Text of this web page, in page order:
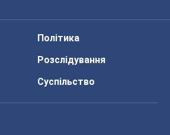
Політика
Розслідування
Суспільство